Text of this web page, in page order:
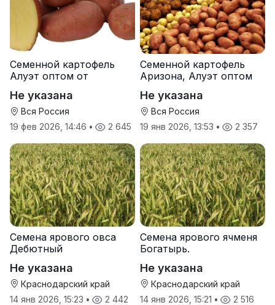
Семенной картофель
Алуэт оптом от
Не указана
Вся Россия
19 фев 2026, 14:46 • 2 645
Семенной картофель
Аризона, Алуэт оптом
Не указана
Вся Россия
19 янв 2026, 13:53 • 2 357
Семена ярового овса
Дебютный
Не указана
Краснодарский край
14 янв 2026, 15:23 • 2 442
Семена ярового ячменя
Богатырь.
Не указана
Краснодарский край
14 янв 2026, 15:21 • 2 516